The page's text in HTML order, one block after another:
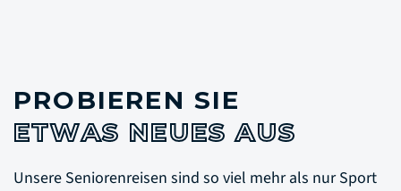
PROBIEREN SIE
ETWAS NEUES AUS
Unsere Seniorenreisen sind so viel mehr als nur Sport